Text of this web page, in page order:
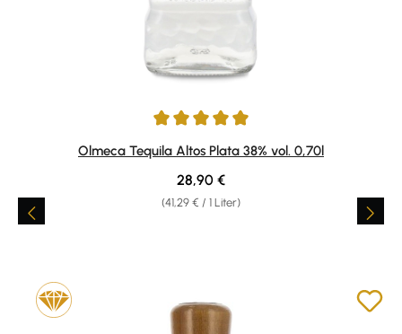
Durchschnittliche Bewertung von 5 von 5 Sternen
Olmeca Tequila Altos Plata 38% vol. 0,70l
(41,29 € / 1 Liter)
Regulärer Preis:
28,90 €